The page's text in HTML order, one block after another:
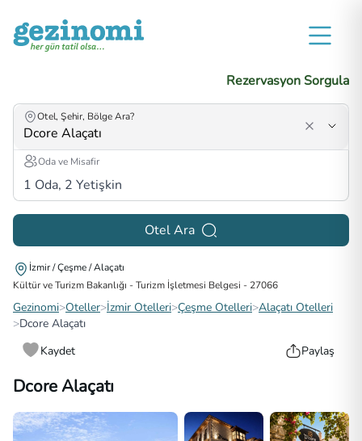
Rezervasyon Sorgula
Otel, Şehir, Bölge Ara?
Oda ve Misafir
1 Oda, 2 Yetişkin
Otel Ara
İzmir / Çeşme / Alaçatı
Kültür ve Turizm Bakanlığı - Turizm İşletmesi Belgesi - 27066
Gezinomi>Oteller>İzmir Otelleri>Çeşme Otelleri>Alaçatı Otelleri
>Dcore Alaçatı
Paylaş
Kaydet
Dcore Alaçatı